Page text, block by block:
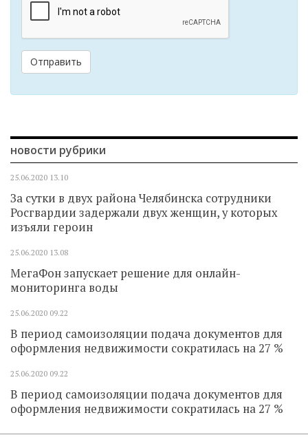
Отправить
новости рубрики
25.06.2020 13.10
За сутки в двух района Челябинска сотрудники
Росгвардии задержали двух женщин, у которых
изъяли героин
25.06.2020 13.08
МегаФон запускает решение для онлайн-
мониторинга воды
25.06.2020 09.22
В период самоизоляции подача документов для
оформления недвижимости сократилась на 27 %
25.06.2020 09.22
В период самоизоляции подача документов для
оформления недвижимости сократилась на 27 %